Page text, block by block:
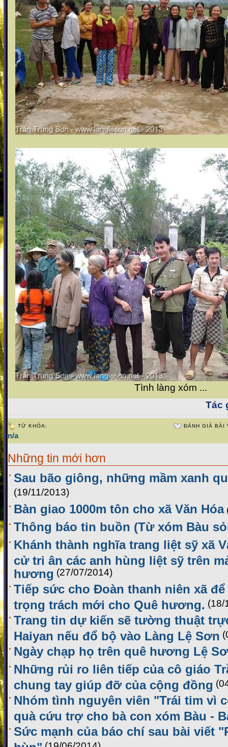
Tình làng xóm ...
Tác
TỪ KHÓA:
n/a
ĐÁNH GIÁ BÀI
Những tin mới hơn
Sau bão giông, những mầm xanh
(19/11/2013)
Bàn giao 1000m tôn cho xã Văn Hóa
Thông báo tin buồn (Từ xóm Bàu
Khánh thành nghĩa trang liệt sỹ xã
cử tri ân các anh hùng liệt sỹ trên
hương (27/07/2014)
Tiếp sức cho Đoàn thanh niên xã
trọng trách mới cho Quê hương. (18/
Trang tin dự kiến sẽ tường thuật
Haiyan nếu đổ bộ vào Làng Lệ Sơn
Ngày chạp họ trên quê hương Lệ
Những rủi ro liên tiếp của cô giáo
chung tay giúp đỡ của cộng đồng
Nhóm tình nguyên viên "Trái tim vì
quà cứu trợ cho bà con xóm Bàu -
Sức mạnh của báo chí sau bài viết